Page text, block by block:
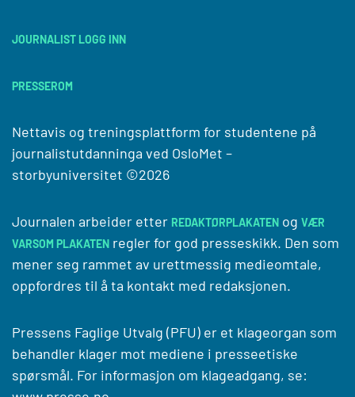
JOURNALIST LOGG INN
PRESSEROM
Nettavis og treningsplattform for studentene på
journalistutdanninga ved OsloMet –
storbyuniversitet ©2026
Journalen arbeider etter REDAKTØRPLAKATEN og VÆR
VARSOM PLAKATEN regler for god presseskikk. Den som
mener seg rammet av urettmessig medieomtale,
oppfordres til å ta kontakt med redaksjonen.
Pressens Faglige Utvalg (PFU) er et klageorgan som
behandler klager mot mediene i presseetiske
spørsmål. For informasjon om klageadgang, se: